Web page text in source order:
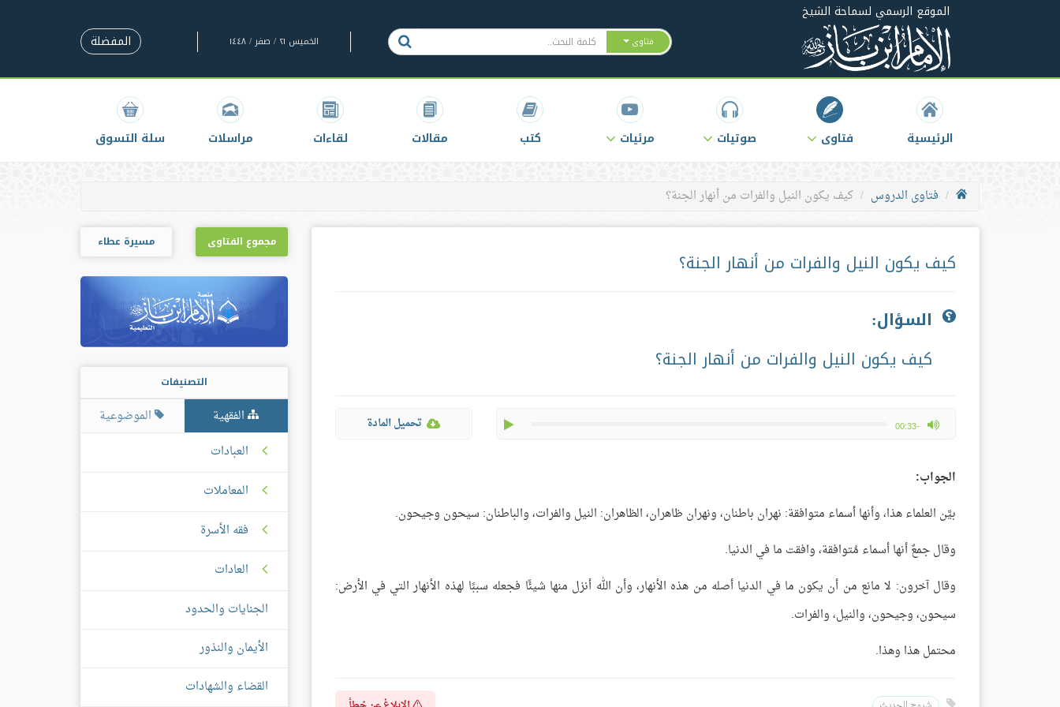
الموقع الرسمي لسماحة الشيخ
فتاوى الخميس ٢١ / صفر / ١٤٤٨ المفضلة
الرئيسية فتاوى صوتيات مرئيات كتب مقالات لقاءات مراسلات سلة التسوق
فتاوى الدروس كيف يكون النيل والفرات من أنهار الجنة؟
كيف يكون النيل والفرات من أنهار الجنة؟
السؤال:
كيف يكون النيل والفرات من أنهار الجنة؟
-00:33
max volume تحميل المادة
الجواب:
بيَّن العلماء هذا، وأنها أسماء متوافقة: نهران باطنان، ونهران ظاهران، الظاهران: النيل والفرات، والباطنان: سيحون وجيحون.
وقال جمعٌ أنها أسماء مُتوافقة، وافقت ما في الدنيا.
وقال آخرون: لا مانع من أن يكون ما في الدنيا أصله من هذه الأنهار، وأن الله أنزل منها شيئًا فجعله سببًا لهذه الأنهار التي في الأرض:
سيحون، وجيحون، والنيل، والفرات.
محتمل هذا وهذا.
مجموع الفتاوى مسيرة عطاء
التصنيفات
الفقهية
الموضوعية
العبادات
المعاملات
فقه الأسرة
العادات
الجنايات والحدود
الأيمان والنذور
القضاء والشهادات